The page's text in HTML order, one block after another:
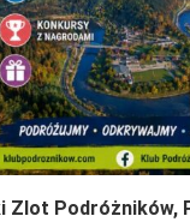
Zlot Podróżników,